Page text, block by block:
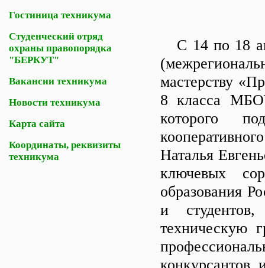
Гостиница техникума
Студенческий отряд
охраны правопорядка
"БЕРКУТ"
Вакансии техникума
Новости техникума
Карта сайта
Координаты, реквизиты
техникума
С 14 по 18
мастерству
8 класса
которого
Наталья
ключевых
образования
и студентов,
техническую